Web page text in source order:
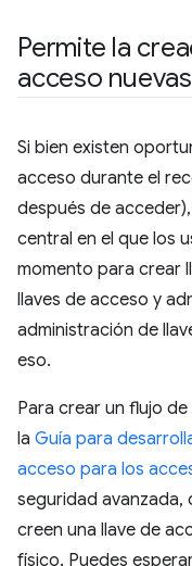
Permite la
acceso nuevas
Si bien existen
acceso durante el
después de
central en el que los
momento para crear
llaves de acceso y
administración de
eso.
Para crear un flujo
la Guía para
acceso para los
seguridad avanzada,
creen una llave de
físico. Puedes